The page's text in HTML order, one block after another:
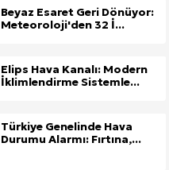
Beyaz Esaret Geri Dönüyor:
Meteoroloji'den 32 İ...
Elips Hava Kanalı: Modern
İklimlendirme Sistemle...
Türkiye Genelinde Hava
Durumu Alarmı: Fırtına,...